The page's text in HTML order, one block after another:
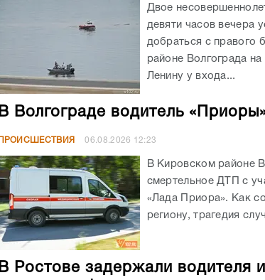
Двое
девяти часов вечера
добраться с правого
районе Волгограда
Ленину у входа...
В Волгограде водитель
ПРОИСШЕСТВИЯ 06.08.2026 12:23
В Кировском районе
смертельное ДТП с
«Лада Приора». Как
региону, трагедия
В Ростове задержали водителя